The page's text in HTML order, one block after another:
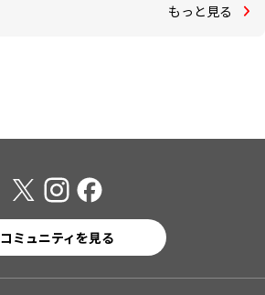
もっと見る
コミュニティを見る